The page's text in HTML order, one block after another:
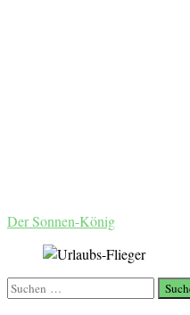
Der Sonnen-König
Suchen
nach: